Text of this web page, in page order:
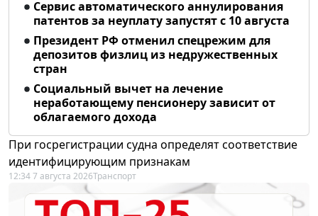
Сервис автоматического аннулирования
патентов за неуплату запустят с 10 августа
Президент РФ отменил спецрежим для
депозитов физлиц из недружественных
стран
Социальный вычет на лечение
неработающему пенсионеру зависит от
облагаемого дохода
При госрегистрации судна определят соответствие
идентифицирующим признакам
12:34 7 августа 2026Транспорт